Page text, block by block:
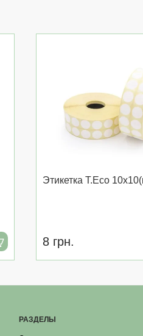
Этикетка T.Eco
8 грн.
РАЗДЕЛЫ